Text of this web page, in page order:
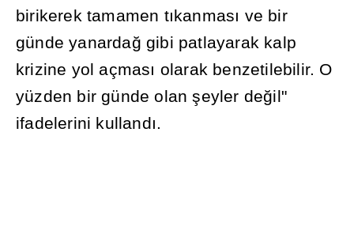
birikerek tamamen tıkanması ve bir
günde yanardağ gibi patlayarak kalp
krizine yol açması olarak benzetilebilir. O
yüzden bir günde olanşeyler değil"
ifadelerini kullandı.